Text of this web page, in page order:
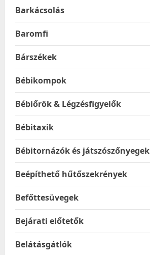
Barkácsolás
Baromfi
Bárszékek
Bébikompok
Bébiőrök & Légzésfigyelők
Bébitaxik
Bébitornázók és játszószőnyegek
Beépíthető hűtőszekrények
Befőttesüvegek
Bejárati előtetők
Belátásgátlók